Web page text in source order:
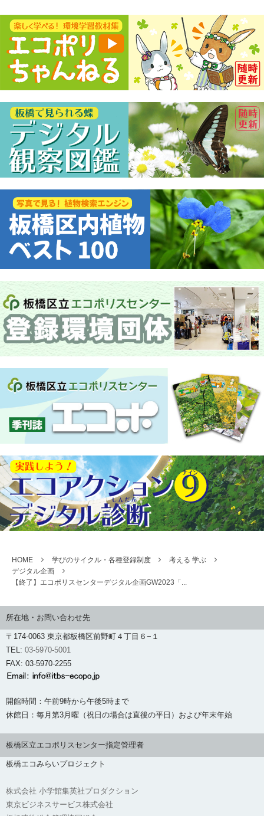
HOME 学びのサイクル・各種登録制度
考える 学ぶ
デジタル企画
【終了】エコポリスセンターデジタル企画GW2023「...
所在地・お問い合わせ先
〒174-0063 東京都板橋区前野町４丁目６−１
TEL: 03-5970-5001
FAX: 03-5970-2255
開館時間：午前9時から午後5時まで
休館日：毎月第3月曜（祝日の場合は直後の平日）および年末年始
板橋区立エコポリスセンター指定管理者
板橋エコみらいプロジェクト
株式会社 小学館集英社プロダクション
東京ビジネスサービス株式会社